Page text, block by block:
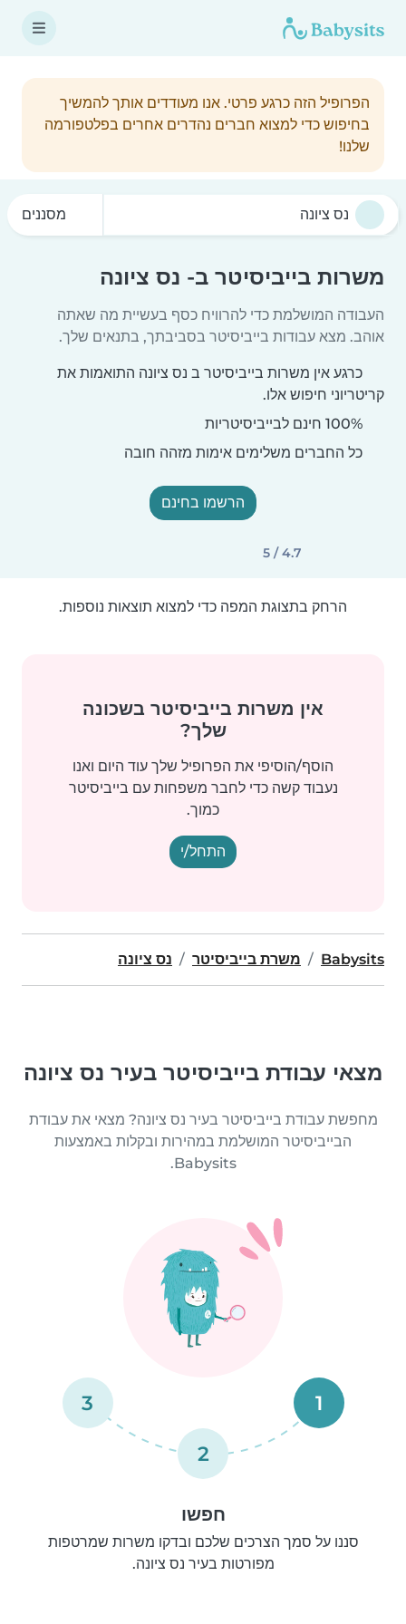
הפרופיל הזה כרגע פרטי. אנו מעודדים אותך להמשיך
בחיפוש כדי למצוא חברים נהדרים אחרים בפלטפורמה
שלנו!
מסננים
משרות בייביסיטר ב- נס ציונה
העבודה המושלמת כדי להרוויח כסף בעשיית מה שאתה
אוהב. מצא עבודות בייביסיטר בסביבתך, בתנאים שלך.
כרגע אין משרות בייביסיטר ב נס ציונה התואמות את
קריטריוני חיפוש אלו.
כל החברים משלימים אימות מזהה חובה
הרשמו בחינם
4.7 / 5
הרחק בתצוגת המפה כדי למצוא תוצאות נוספות.
אין משרות בייביסיטר בשכונה
שלך?
הוסף/הוסיפי את הפרופיל שלך עוד היום ואנו
נעבוד קשה כדי לחבר משפחות עם בייביסיטר
כמוך.
התחל/י
Babysits משרת בייביסיטר נס ציונה
מצאי עבודת בייביסיטר בעיר נס ציונה
מחפשת עבודת בייביסיטר בעיר נס ציונה? מצאי את עבודת
הבייביסיטר המושלמת במהירות ובקלות באמצעות
Babysits.
1
2
3
חפשו
סננו על סמך הצרכים שלכם ובדקו משרות שמרטפות
מפורטות בעיר נס ציונה.